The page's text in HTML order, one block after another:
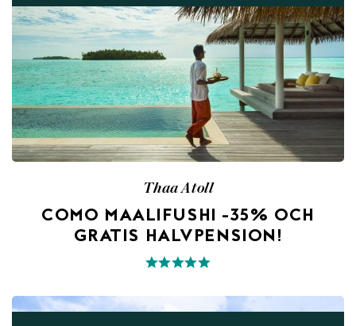
Thaa Atoll
COMO MAALIFUSHI -35% OCH
GRATIS HALVPENSION!